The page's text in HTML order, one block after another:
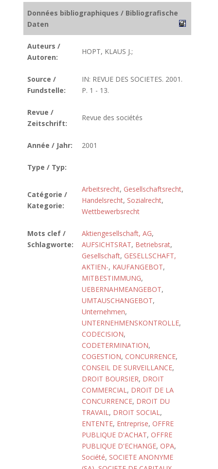
Données bibliographiques / Bibliografische
Daten
Auteurs /
Autoren:
HOPT, KLAUS J.;
Source /
Fundstelle:
IN: REVUE DES SOCIETES. 2001.
P. 1 - 13.
Revue /
Zeitschrift:
Revue des sociétés
Année / Jahr: 2001
Type / Typ:
Catégorie /
Kategorie:
Arbeitsrecht, Gesellschaftsrecht,
Handelsrecht, Sozialrecht,
Wettbewerbsrecht
Mots clef /
Schlagworte:
Aktiengesellschaft, AG,
AUFSICHTSRAT, Betriebsrat,
Gesellschaft, GESELLSCHAFT,
AKTIEN-, KAUFANGEBOT,
MITBESTIMMUNG,
UEBERNAHMEANGEBOT,
UMTAUSCHANGEBOT,
Unternehmen,
UNTERNEHMENSKONTROLLE,
CODECISION,
CODETERMINATION,
COGESTION, CONCURRENCE,
CONSEIL DE SURVEILLANCE,
DROIT BOURSIER, DROIT
COMMERCIAL, DROIT DE LA
CONCURRENCE, DROIT DU
TRAVAIL, DROIT SOCIAL,
ENTENTE, Entreprise, OFFRE
PUBLIQUE D'ACHAT, OFFRE
PUBLIQUE D'ECHANGE, OPA,
Société, SOCIETE ANONYME